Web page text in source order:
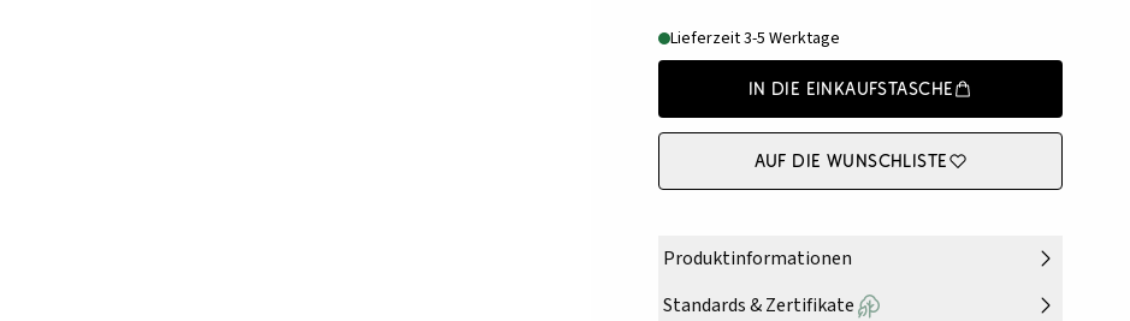
Lieferzeit 3-5 Werktage
In die Einkaufstasche
Auf die Wunschliste
Produktinformationen
Standards & Zertifikate